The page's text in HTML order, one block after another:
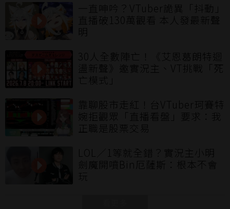
一直呻吟？VTuber詭異「抖動」
直播破130萬觀看 本人發最新聲
明
30人全數陣亡！《艾恩葛朗特迴
盪新聲》邀實況主、VT挑戰「死
亡模式」
靠聊股市走紅！台VTuber珂賽特
婉拒觀眾「直播看盤」要求：我
正職是股票交易
LOL／1等就全錯？實況主小明
劍魔開噴Bin厄薩斯：根本不會
玩